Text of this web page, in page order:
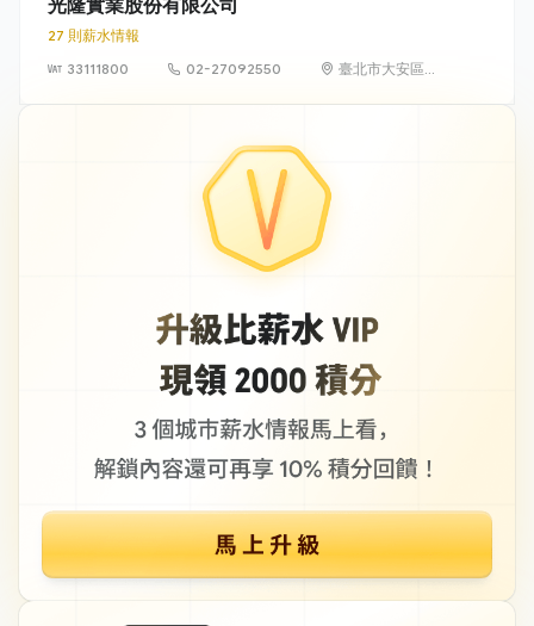
27 則薪水情報
33111800
02-27092550
臺北市大安區敦